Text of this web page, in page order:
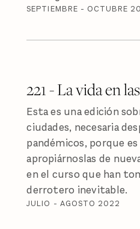
SEPTIEMBRE - OCTUBRE
221 - La vida en
Esta es una edición
ciudades, necesaria
pandémicos, porque
apropiárnoslas de
en el curso que han
derrotero inevitable.
JULIO - AGOSTO 2022